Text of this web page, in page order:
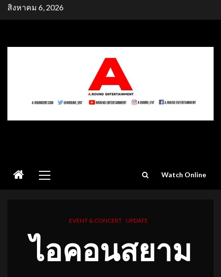
Skipสิงหาคม 6, 2026
Menu
Watch Online
EVENT & CONCERT UPDATE
ไอคอนสยาม